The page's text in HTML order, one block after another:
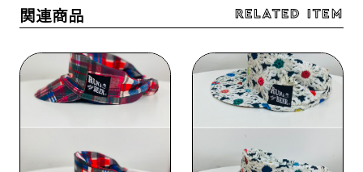
関連商品 RELATED ITEM